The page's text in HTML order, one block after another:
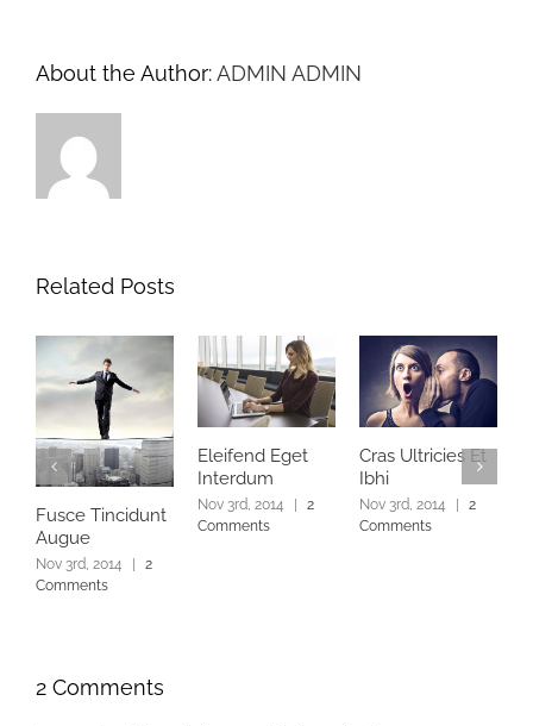
About the Author:ADMIN ADMIN
Related Posts
Fusce Tincidunt
Augue
Nov 3rd, 2014
2
Comments
Eleifend Eget
Interdum
Nov 3rd, 2014
2
Comments
Cras Ultricies Et
Ibhi
Nov 3rd, 2014
2
Comments
2 Comments